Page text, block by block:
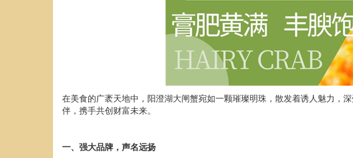
在美食的广袤天地中，阳澄湖大闸蟹宛如一颗璀璨明珠，散发着诱人魅力，
伴，携手共创财富未来。
一、强大品牌，声名远扬